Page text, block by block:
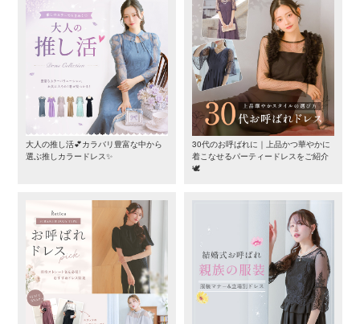
大人の推し活💕カラバリ豊富な中から
選ぶ推しカラードレス✨
30代のお呼ばれに｜上品かつ華やかに
着こなせるパーティードレスをご紹介
🕊️